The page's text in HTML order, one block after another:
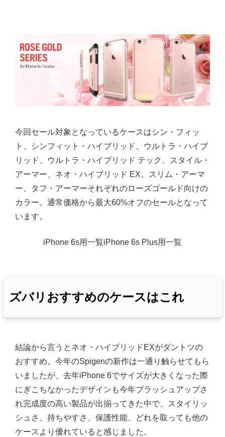
今回セール対象となっているケースはシン・フィッ
ト、シンフィット・ハイブリッド、ウルトラ・ハイブ
リッド、ウルトラ・ハイブリッド テック、スタイル・
アーマー、ネオ・ハイブリッド EX、スリム・アーマ
ー、タフ・アーマーそれぞれのローズゴールド向けの
カラー。通常価格から最大60%オフのセールとなって
います。
iPhone 6s用一覧iPhone 6s Plus用一覧
ズバリおすすめのケースはこれ
結論から言うとネオ・ハイブリッドEXがダントツの
おすすめ。今年のSpigenの新作は一通り触らせてもら
いましたが、去年iPhone 6でサイズが大きくなった際
にぎこちなかったデザインも今年ブラッシュアップさ
れ完成度の高い製品が出揃ってきた中で、スタイリッ
シュさ、持ちやすさ、保護性能、どれを取っても他の
ケースより優れていると感じました。